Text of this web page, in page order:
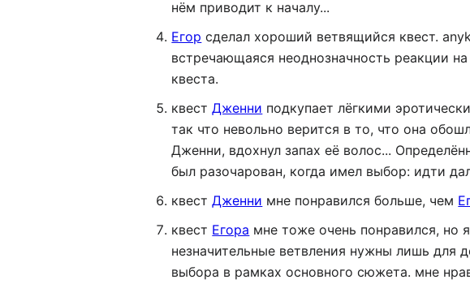
нём приводит к началу...
Егор сделал хороший ветвящийся квест.
встречающаяся неоднозначность реакции
квеста.
квестДженни подкупает лёгкими
так что невольно верится в то, что она
Дженни, вдохнул запах её волос...
был разочарован, когда имел выбор: идти
квестДженни мне понравился больше, чем
квест Егора мне тоже очень понравился, но
незначительные ветвления нужны лишь для
выбора в рамках основного сюжета. мне